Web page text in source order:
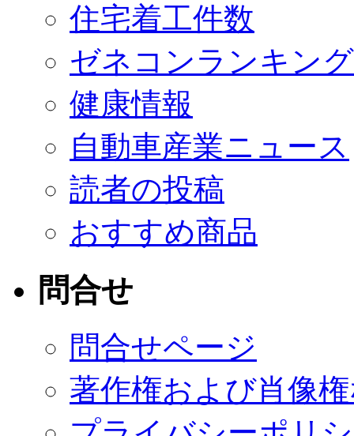
住宅着工件数
ゼネコンランキング
健康情報
自動車産業ニュース
読者の投稿
おすすめ商品
問合せ
問合せページ
著作権および肖像